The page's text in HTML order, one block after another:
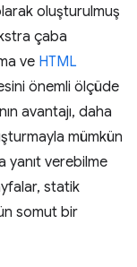
oluşturulmuş
çaba
ve HTML
önemli ölçüde
avantajı, daha
mümkün
yanıt verebilme
statik
somut bir